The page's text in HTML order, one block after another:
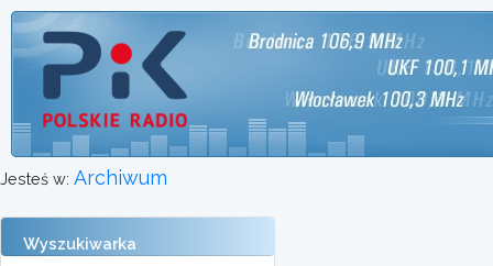
Jesteś w: Archiwum
Wyszukiwarka